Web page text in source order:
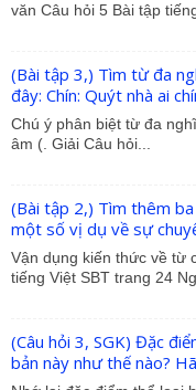
văn Câu hỏi 5 Bài tập
(Bài tập 3,) Tìm từ đa
đây: Chín: Quýt nhà ai
Chú ý phân biệt từ đa
âm (. Giải Câu hỏi...
(Bài tập 2,) Tìm thêm
một số vị dụ về sự
Vận dụng kiến thức về từ
tiếng Việt SBT trang 24
(Câu hỏi 3, SGK) Đặc
bản này như thế nào?